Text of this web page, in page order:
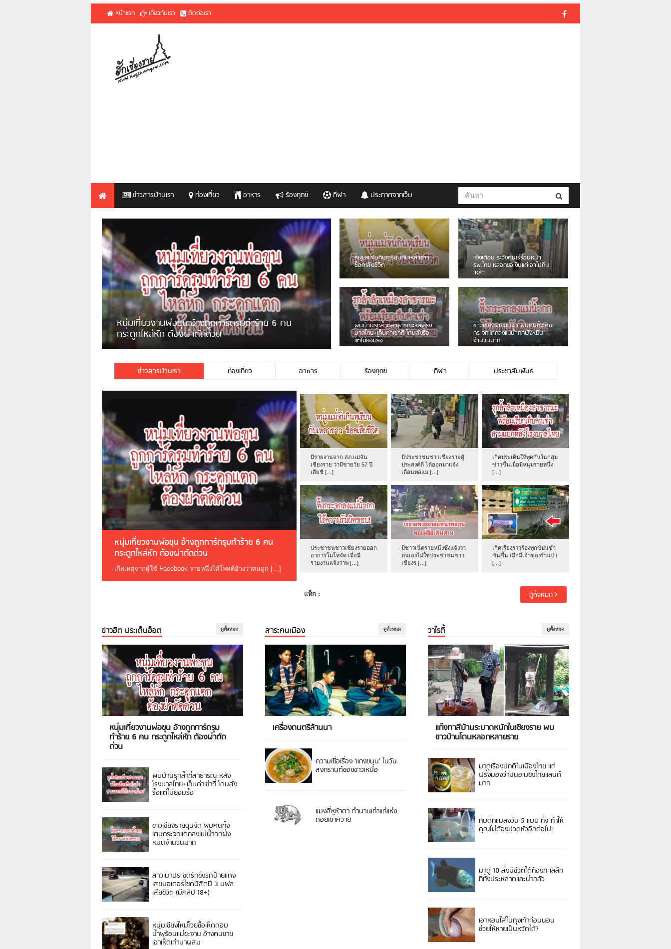
หน้าแรก เกี่ยวกับเรา ติดต่อเรา
ข่าวสารบ้านเรา ท่องเที่ยว อาหาร ร้องทุกข์ กีฬา ประกาศจากเว็บ
ชาวเน็ตสวดยับ! พบพม่าเร่ขายพวงมาลัยหน้าพ่อขุนฯ
พอไม่ซื้อเดินตาม
มีชาวเน็ตรายหนึ่งซึ่งแจ้งว่าตนเองไม่ใช่ประชาชนชาวเชียงร […]
ชาวเน็ตฮา! รถเครื่องแม่สายชน
ป้ายร้านโลงศพแล้วหนี พบเสาหัก
เบรคหัก หวิดได้ใช้บริการ
เดือนร้อน! ชาวเชียงรายบ่นรถ
Isuzu สีขาวซิ่งบายพาสเสียงดัง
สร้างความรำคาญ
หนุ่มเจียงฮายจ่ม พบถังน้ำดื่มตก
กลางถนน รถเครื่องหลบไม่ทันล้ม
บาดเจ็บ
ชาวผาลั้ง โวย ไร้หน่วยงานดูแล
ดินสไลด์ ต้องจัดการกันเอง
ข่าวสารบ้านเรา ท่องเที่ยว อาหาร ร้องทุกข์ กีฬา ประชาสัมพันธ์
หนุ่มเที่ยวงานพ่อขุน อ้างถูกการ์ดรุมทำร้าย 6 คน
กระดูกไหล่หัก ต้องผ่าตัดด่วน
เกิดเหตุจากผู้ใช้ Facebook รายหนึ่งได้โพสต์อ้างว่าตนถูก […]
มีรายงานจาก สภ.แม่จัน
เชียงราย ว่ามีชายวัย 57 ปี
เสียชี […]
มีประชาชนชาวเชียงรายผู้
ประสงค์ดี ได้ออกมาแจ้ง
เตือนพ่อแม […]
เกิดประเด็นให้พูดกันในกลุ่ม
ข่าวขึ้นเมื่อมีหนุ่มรายหนึ่ง
[…]
ประชาชนชาวเชียงรายออก
อาการโมโหจัด เมื่อมี
รายงานแจ้งว่าพ […]
มีชาวเน็ตรายหนึ่งซึ่งแจ้งว่า
ตนเองไม่ใช่ประชาชนชาว
เชียงร […]
เกิดเรื่องราวร้องทุกข์ปนขำ
ขันขึ้น เมื่อมีเจ้าของร้านป่า
[…]
แท็ก : ดูทั้งหมด
ข่าวฮิต ประเด็นฮ็อต ดูทั้งหมด
หนุ่มเที่ยวงานพ่อขุน อ้างถูกการ์ดรุม
ทำร้าย 6 คน กระดูกไหล่หัก ต้องผ่าตัด
ด่วน
พบบ้านรุกล้ำที่สาธารณะหลัง
โรงบาลไทย+เก็บค่าเช่าที่ โดนสั่ง
รื้อแต่ไม่ยอมรื้อ
ชาวเชียงรายฉุนจัด พบคนทิ้ง
เศษกระจกแตกลงแม่น้ำกกฝั่ง
หมิ่นจำนวนมาก
สาวเมาประชดรักซิ่งรถป้ายแดง
เสยมอเตอร์ไซค์นิสิตปี 3 มฟล
เสียชีวิต (มีคลิป 18+)
หนุ่มเชียงใหม่โวยซื้อเห็ดถอบ
น้ำพุร้อนแม่ขะจาน อ้างคนขาย
เอาเห็ดเก่ามาผสม
สาระคนเมือง ดูทั้งหมด
เครื่องดนตรีล้านนา
ความเชื่อเรื่อง ‘แกงขนุน’ ในวัน
สงกรานต์ของชาวเหนือ
แมงสี่หูห้าตา ตำนานเก่าแก่แห่ง
ดอยเขาควาย
วาไรตี้ ดูทั้งหมด
แก๊งทาสีบ้านระบาดหนักในเชียงราย พบ
ชาวบ้านโดนหลอกหลายราย
มาดูเรื่องปกติในเมืองไทย แต่
ฝรั่งมองว่ามันอเมซิ่งไทยแลนด์
มาก
กับดักแมลงวัน 5 แบบ ที่จะทำให้
คุณไม่ต้องปวดหัวอีกต่อไป!
มาดู 10 สิ่งมีชีวิตใต้ท้องทะเลลึก
ที่ทั้งประหลาดและน่ากลัว
เอาหอมใส่ในถุงเท้าก่อนนอน
ช่วยให้หายเป็นหวัดได้?